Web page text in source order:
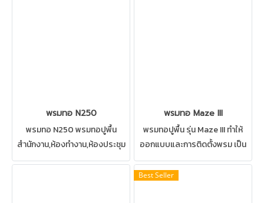
พรมทอ N250
พรมทอ N250 พรมทอปูพื้น
สำนักงาน,ห้องทำงาน,ห้องประชุม
พรมทอด้วยเส้นใยไนล่อนมีความ
พรมทอ Maze III
พรมทอปูพื้น รุ่น Maze III ทำให้
ออกแบบและการติดตั้งพรม เป็น
เรื่องง่าย เหมาะสำหรับ ห้อง
ทำงาน ห้องประชุม ทางเดิน
Best Seller